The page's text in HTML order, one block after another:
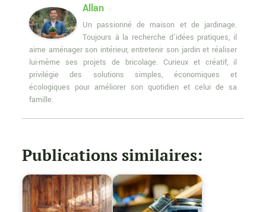
Allan
Un passionné de maison et de jardinage.
Toujours à la recherche d’idées pratiques, il
aime aménager son intérieur, entretenir son jardin et réaliser
lui-même ses projets de bricolage. Curieux et créatif, il
privilégie des solutions simples, économiques et
écologiques pour améliorer son quotidien et celui de sa
famille.
Publications similaires: